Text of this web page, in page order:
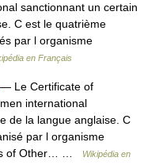
sanctionnant un certain
C est le quatrième
par l organisme
en Français
— Le Certificate of
international
de la langue anglaise. C
par l organisme
of Other… …
Wikipédia en